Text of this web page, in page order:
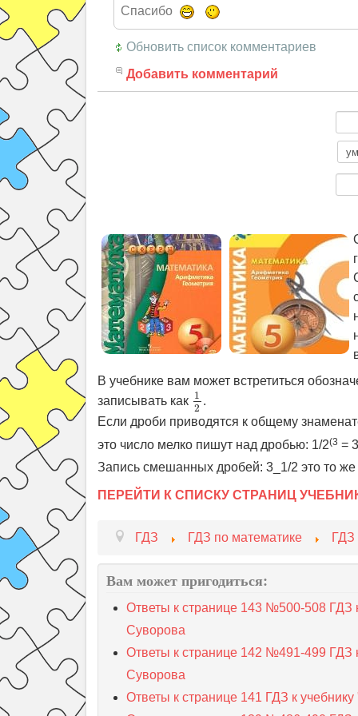
Спасибо
Обновить список комментариев
Добавить комментарий
В учебнике вам может встретиться
записывать как 1
2
1
.
Если дроби приводятся к общему
это число мелко пишут над дробью: 1/2(3 =
Запись смешанных дробей: 3_1/2 это то же
ПЕРЕЙТИ К СПИСКУ СТРАНИЦ
ГДЗ ГДЗ по математике ГДЗ
Вам может пригодиться:
Ответы к странице 143 №500-508 ГДЗ
Суворова
Ответы к странице 142 №491-499 ГДЗ
Суворова
Ответы к странице 141 ГДЗ к